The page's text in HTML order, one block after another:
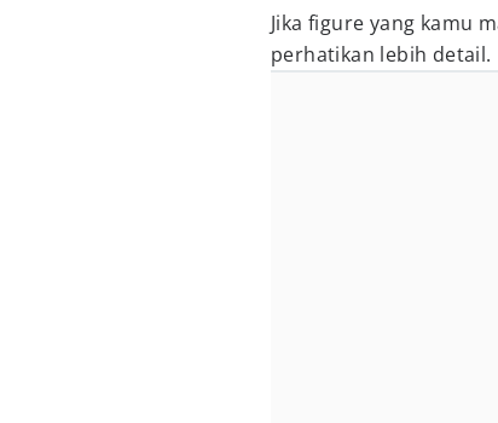
Jika figure yang kamu
perhatikan lebih detail.